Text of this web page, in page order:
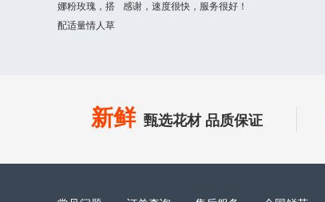
感谢，速度很快，服务很好！
新鲜 甄选花材 品质保证